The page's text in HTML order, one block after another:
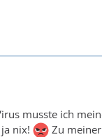
musste ich
nix!
Zu